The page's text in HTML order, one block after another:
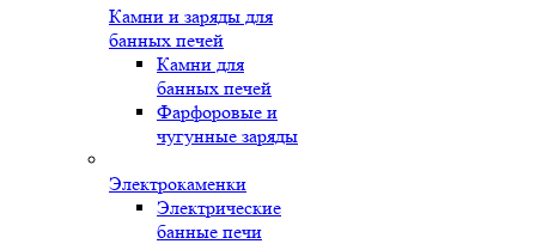
Камни и заряды для
банных печей
Камни для
банных печей
Фарфоровые и
чугунные заряды
Электрокаменки
Электрические
банные печи